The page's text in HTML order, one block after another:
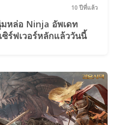
10 ปีที่แล้ว
หล่อ Ninja อัพเดท
ซิร์ฟเวอร์หลักแล้ววันนี้